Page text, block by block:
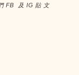
FB 及 IG 貼 文